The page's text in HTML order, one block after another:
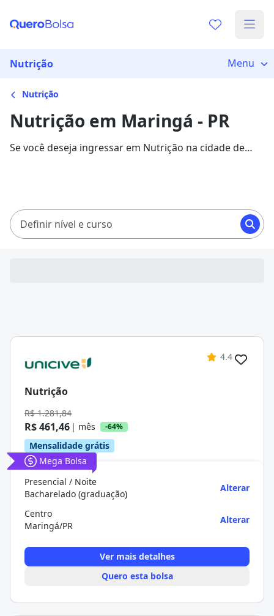
Nutrição Menu
Nutrição
Nutrição em Maringá - PR
Se você deseja ingressar em Nutrição na cidade de
Definir nível e curso
4.4
Nutrição
R$ 1.281,84
R$ 461,46 | mês -64%
Mensalidade grátis
Mega Bolsa
Presencial / Noite
Bacharelado (graduação)
Alterar
Centro
Maringá/PR
Alterar
Ver mais detalhes
Quero esta bolsa